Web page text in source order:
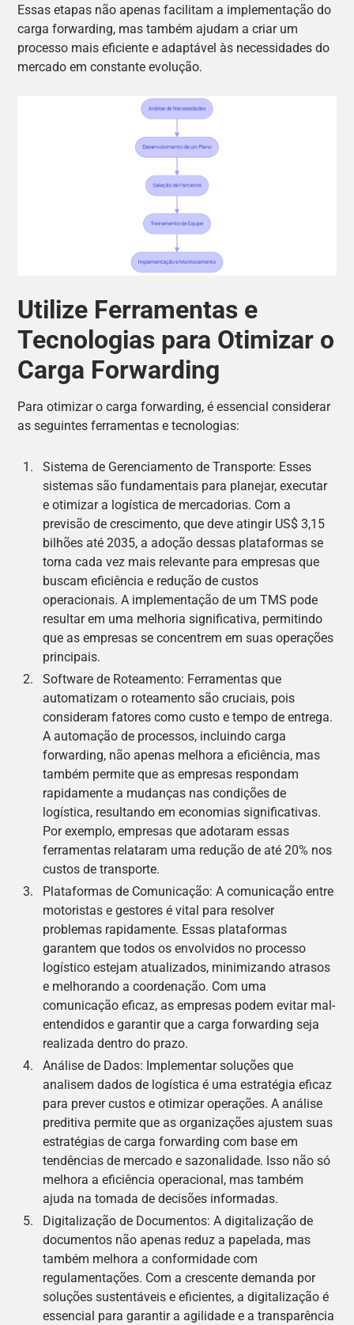
Essas etapas não apenas facilitam a implementação do
carga forwarding, mas também ajudam a criar um
processo mais eficiente e adaptável às necessidades do
mercado em constante evolução.
Utilize Ferramentas e
Tecnologias para Otimizar o
Carga Forwarding
Para otimizar o carga forwarding, é essencial considerar
as seguintes ferramentas e tecnologias:
Sistema de Gerenciamento de Transporte: Esses
sistemas são fundamentais para planejar, executar
e otimizar a logística de mercadorias. Com a
previsão de crescimento, que deve atingir US$ 3,15
bilhões até 2035, a adoção dessas plataformas se
torna cada vez mais relevante para empresas que
buscam eficiência e redução de custos
operacionais. A implementação de um TMS pode
resultar em uma melhoria significativa, permitindo
que as empresas se concentrem em suas operações
principais.
Software de Roteamento: Ferramentas que
automatizam o roteamento são cruciais, pois
consideram fatores como custo e tempo de entrega.
A automação de processos, incluindo carga
forwarding, não apenas melhora a eficiência, mas
também permite que as empresas respondam
rapidamente a mudanças nas condições de
logística, resultando em economias significativas.
Por exemplo, empresas que adotaram essas
ferramentas relataram uma redução de até 20% nos
custos de transporte.
Plataformas de Comunicação: A comunicação entre
motoristas e gestores é vital para resolver
problemas rapidamente. Essas plataformas
garantem que todos os envolvidos no processo
logístico estejam atualizados, minimizando atrasos
e melhorando a coordenação. Com uma
comunicação eficaz, as empresas podem evitar mal-
entendidos e garantir que a carga forwarding seja
realizada dentro do prazo.
Análise de Dados: Implementar soluções que
analisem dados de logística é uma estratégia eficaz
para prever custos e otimizar operações. A análise
preditiva permite que as organizações ajustem suas
estratégias de carga forwarding com base em
tendências de mercado e sazonalidade. Isso não só
melhora a eficiência operacional, mas também
ajuda na tomada de decisões informadas.
Digitalização de Documentos: A digitalização de
documentos não apenas reduz a papelada, mas
também melhora a conformidade com
regulamentações. Com a crescente demanda por
soluções sustentáveis e eficientes, a digitalização é
essencial para garantir a agilidade e a transparência